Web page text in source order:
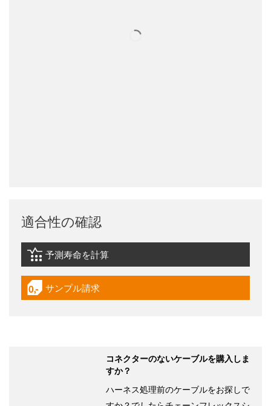
適合性の確認
igus-icon-lebensdauerrechner
予測寿命を計算
igus-icon-gratismuster
サンプル請求
コネクターのないケーブルを購入しま
すか？
ハーネス処理前のケーブルをお探しで